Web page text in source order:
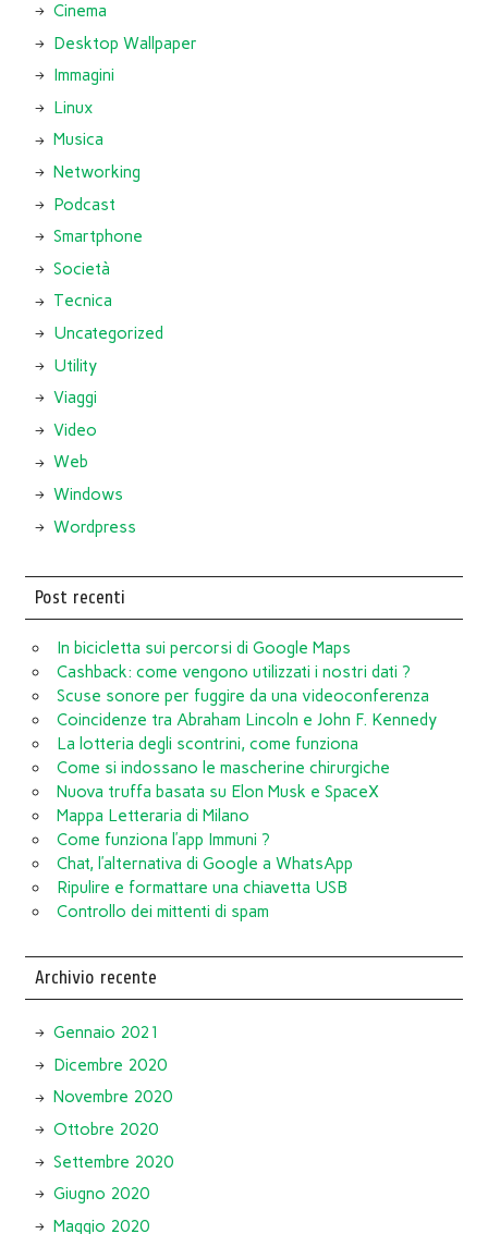
Cinema
Desktop Wallpaper
Immagini
Linux
Musica
Networking
Podcast
Smartphone
Società
Tecnica
Uncategorized
Utility
Viaggi
Video
Web
Windows
Wordpress
Post recenti
In bicicletta sui percorsi di Google Maps
Cashback: come vengono utilizzati i nostri dati ?
Scuse sonore per fuggire da una videoconferenza
Coincidenze tra Abraham Lincoln e John F. Kennedy
La lotteria degli scontrini, come funziona
Come si indossano le mascherine chirurgiche
Nuova truffa basata su Elon Musk e SpaceX
Mappa Letteraria di Milano
Come funziona l’app Immuni ?
Chat, l’alternativa di Google a WhatsApp
Ripulire e formattare una chiavetta USB
Controllo dei mittenti di spam
Archivio recente
Gennaio 2021
Dicembre 2020
Novembre 2020
Ottobre 2020
Settembre 2020
Giugno 2020
Maggio 2020